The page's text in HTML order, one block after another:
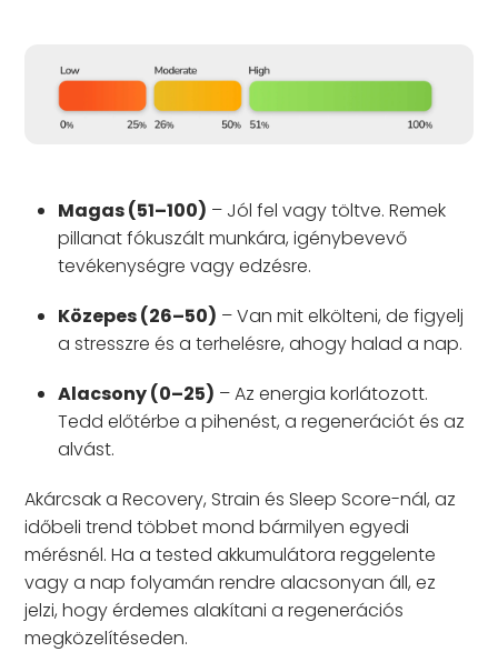
Magas (51–100) – Jól fel vagy töltve. Remek
pillanat fókuszált munkára, igénybevevő
tevékenységre vagy edzésre.
Közepes (26–50) – Van mit elkölteni, de figyelj
a stresszre és a terhelésre, ahogy halad a nap.
Alacsony (0–25) – Az energia korlátozott.
Tedd előtérbe a pihenést, a regenerációt és az
alvást.
Akárcsak a Recovery, Strain és Sleep Score-nál, az
időbeli trend többet mond bármilyen egyedi
mérésnél. Ha a tested akkumulátora reggelente
vagy a nap folyamán rendre alacsonyan áll, ez
jelzi, hogy érdemes alakítani a regenerációs
megközelítéseden.